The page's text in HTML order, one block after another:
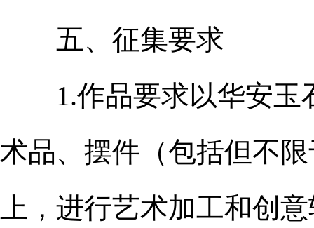
五、征集要求
1.作品要求以华安玉
术品、摆件（包括但不
上，进行艺术加工和创